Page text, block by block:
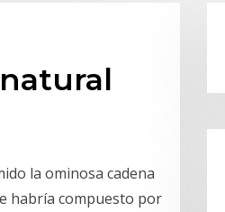
la ominosa cadena
habría compuesto por